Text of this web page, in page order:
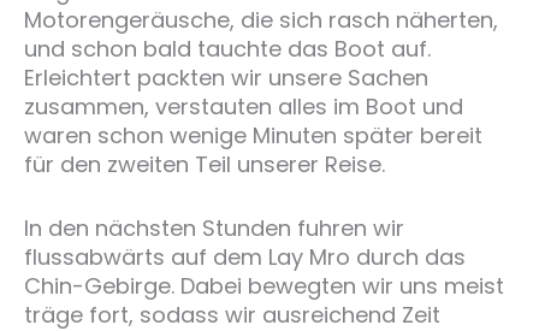
Motorengeräusche, die sich rasch näherten,
und schon bald tauchte das Boot auf.
Erleichtert packten wir unsere Sachen
zusammen, verstauten alles im Boot und
waren schon wenige Minuten später bereit
für den zweiten Teil unserer Reise.
In den nächsten Stunden fuhren wir
flussabwärts auf dem Lay Mro durch das
Chin-Gebirge. Dabei bewegten wir uns meist
träge fort, sodass wir ausreichend Zeit